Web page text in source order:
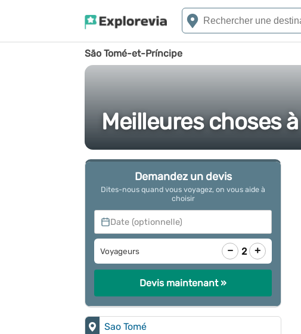
São Tomé-et-Príncipe
Meilleures choses
Demandez un devis
Dites-nous quand vous voyagez, on vous aide à
choisir
Date (optionnelle)
Voyageurs − 2 +
Devis maintenant »
Sao Tomé